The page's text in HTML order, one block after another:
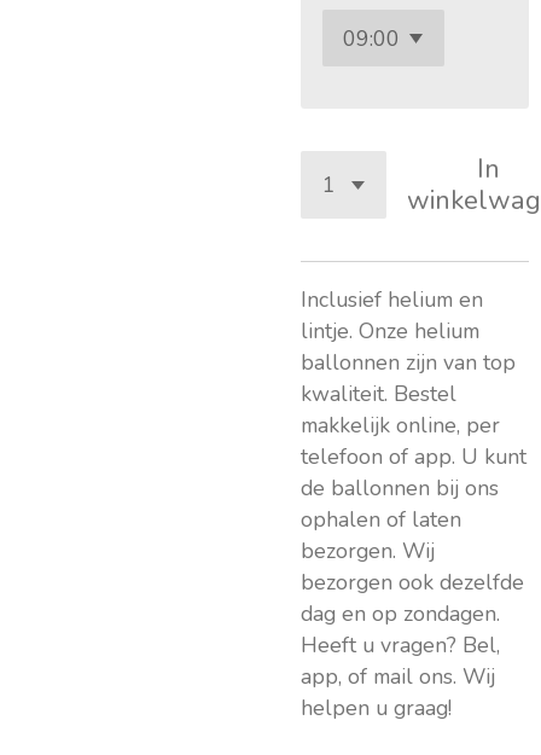
In
Inclusief helium en
lintje. Onze helium
ballonnen zijn van top
kwaliteit. Bestel
makkelijk online, per
telefoon of app. U kunt
de ballonnen bij ons
ophalen of laten
bezorgen. Wij
bezorgen ook dezelfde
dag en op zondagen.
Heeft u vragen? Bel,
app, of mail ons. Wij
helpen u graag!